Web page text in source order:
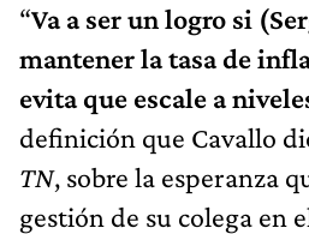
“Va a ser un logro si
mantener la tasa de
evita que escale a
definición que Cavallo
TN, sobre la esperanza
gestión de su colega en